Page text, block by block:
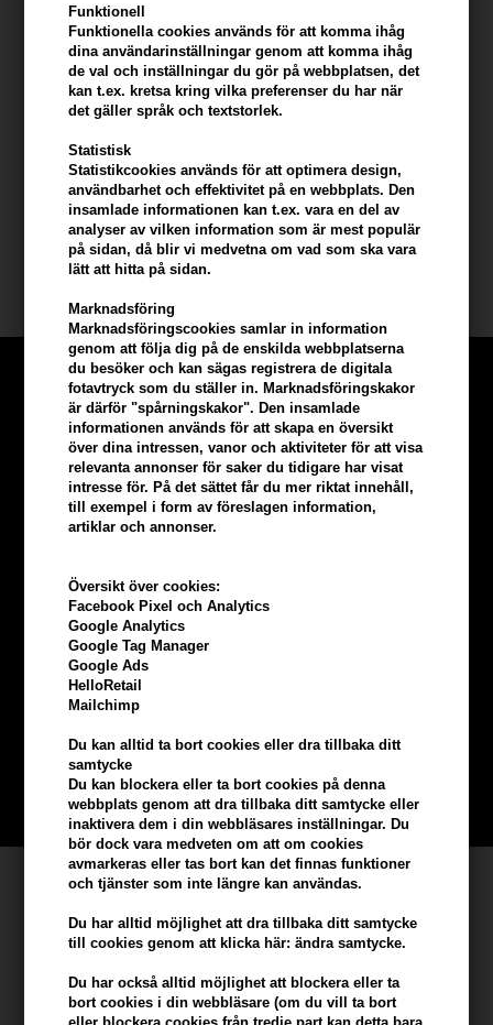
Funktionell
Funktionella cookies används för att komma ihåg
dina användarinställningar genom att komma ihåg
de val och inställningar du gör på webbplatsen, det
kan t.ex. kretsa kring vilka preferenser du har när
det gäller språk och textstorlek.
Statistisk
Statistikcookies används för att optimera design,
användbarhet och effektivitet på en webbplats. Den
insamlade informationen kan t.ex. vara en del av
analyser av vilken information som är mest populär
på sidan, då blir vi medvetna om vad som ska vara
lätt att hitta på sidan.
Marknadsföring
Marknadsföringscookies samlar in information
genom att följa dig på de enskilda webbplatserna
du besöker och kan sägas registrera de digitala
fotavtryck som du ställer in. Marknadsföringskakor
är därför "spårningskakor". Den insamlade
informationen används för att skapa en översikt
över dina intressen, vanor och aktiviteter för att visa
relevanta annonser för saker du tidigare har visat
intresse för. På det sättet får du mer riktat innehåll,
till exempel i form av föreslagen information,
artiklar och annonser.
Översikt över cookies:
Facebook Pixel och Analytics
Google Analytics
Google Tag Manager
Google Ads
HelloRetail
Mailchimp
Du kan alltid ta bort cookies eller dra tillbaka ditt
samtycke
Du kan blockera eller ta bort cookies på denna
webbplats genom att dra tillbaka ditt samtycke eller
inaktivera dem i din webbläsares inställningar. Du
bör dock vara medveten om att om cookies
avmarkeras eller tas bort kan det finnas funktioner
och tjänster som inte längre kan användas.
Du har alltid möjlighet att dra tillbaka ditt samtycke
till cookies genom att klicka här: ändra samtycke.
Du har också alltid möjlighet att blockera eller ta
bort cookies i din webbläsare (om du vill ta bort
- Innehåller vårdande nordiska ingredienser
Användning
- Applicera direkt på småhår med borsten
- Kamma lätt för att forma och tämja
- Upprepa vid behov under dagen
- Undvik att överapplicera
Storlek: 20ml.
Björk schampo og hårvård
Tjäna5% bonus
beställning
Bli en del av vår kundklubb gratis och få rabatter när du handlar
BLI EN GRATIS MEDLEM HÄR
Kundservice
Hair247
Frisenborgvej 6A
DK-7800 Skive
info@hair247.se